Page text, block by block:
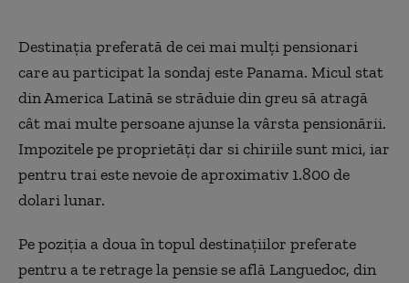
Destinaţia preferată de cei mai mulţi pensionari
care au participat la sondaj este Panama. Micul stat
din America Latină se străduie din greu să atragă
cât mai multe persoane ajunse la vârsta pensionării.
Impozitele pe proprietăţi dar si chiriile sunt mici, iar
pentru trai este nevoie de aproximativ 1.800 de
dolari lunar.
Pe poziţia a doua în topul destinaţiilor preferate
pentru a te retrage la pensie se află Languedoc, din